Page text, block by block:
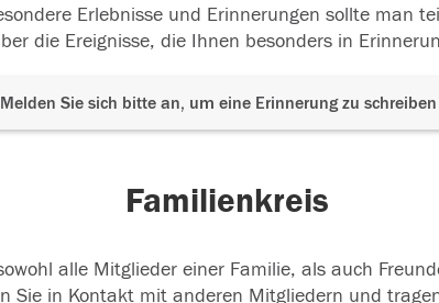
Erlebnisse und Erinnerungen sollte man
die Ereignisse, die Ihnen besonders in
Melden Sie sich bitte an, um eine Erinnerung zu schreiben
Familienkreis
alle Mitglieder einer Familie, als auch
Sie in Kontakt mit anderen Mitgliedern und